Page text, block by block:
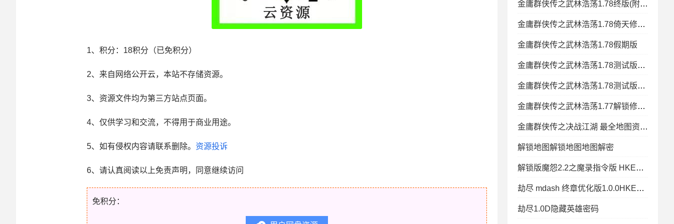
1、积分： 18积分（已免积分）
2、来自网络公开云，本站不存储资源。
3、资源文件均为第三方站点页面。
4、仅供学习和交流，不得用于商业用途。
5、如有侵权内容请联系删除。 资源投诉
6、请认真阅读以上免责声明，同意继续访问
免积分：
金庸群侠传之武林浩荡1.78终版(附隐藏英雄密码)
金庸群侠传之武林浩荡1.78倚天修正图 HKE功能+全图闪+钱木
金庸群侠传之武林浩荡1.78假期版
金庸群侠传之武林浩荡1.78测试版无CD无限蓝(附隐藏英雄密码)
金庸群侠传之武林浩荡1.78测试版无CD无限蓝(附隐藏
金庸群侠传之武林浩荡1.77解锁修改版改图
金庸群侠传之决战江湖 最全地图资料和必看通关攻略+解锁版
解锁地图解锁地图地图解密
解锁版魔怨2.2之魔录指令版 HKE功能+全图闪+钱木物品控单位
劫尽 mdash 终章优化版1.0.0HKE版 钱木属性+物品+秒建造出兵+P闪无CD+
劫尽1.0D隐藏英雄密码